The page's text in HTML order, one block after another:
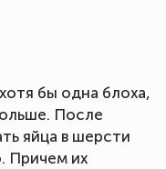
бы одна блоха,
После
яйца в шерсти
Причем их